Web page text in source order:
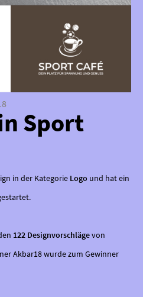
Sport
in der Kategorie Logo und hat ein
122 Designvorschlägevon
Akbar18 wurde zum Gewinner